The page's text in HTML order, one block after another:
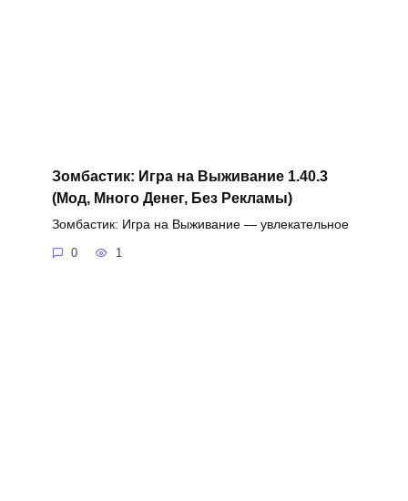
Зомбастик: Игра на Выживание 1.40.3
(Мод, Много Денег, Без Рекламы)
Зомбастик: Игра на Выживание — увлекательное
0 1